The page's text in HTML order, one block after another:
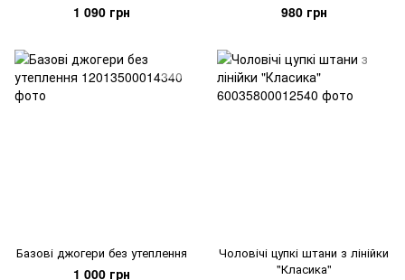
1 090 грн 980 грн
Базові джогери без утеплення
1 000 грн
Чоловічі цупкі штани з лінійки
"Класика"